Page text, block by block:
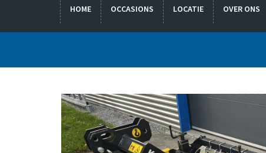
HOME OCCASIONS LOCATIE OVER ONS